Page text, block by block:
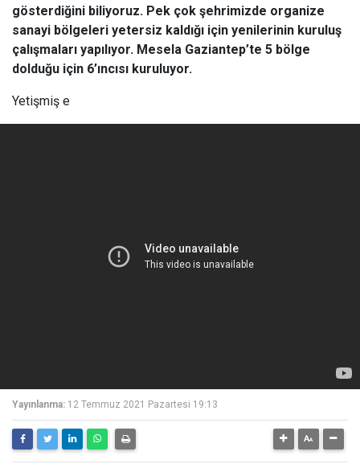
gösterdiğini biliyoruz. Pek çok şehrimizde organize
sanayi bölgeleri yetersiz kaldığı için yenilerinin kuruluş
çalışmaları yapılıyor. Mesela Gaziantep’te 5 bölge
dolduğu için 6’ıncısı kuruluyor.
Yetişmiş e
Yayınlanma: 12 Temmuz 2021 Pazartesi 19:13